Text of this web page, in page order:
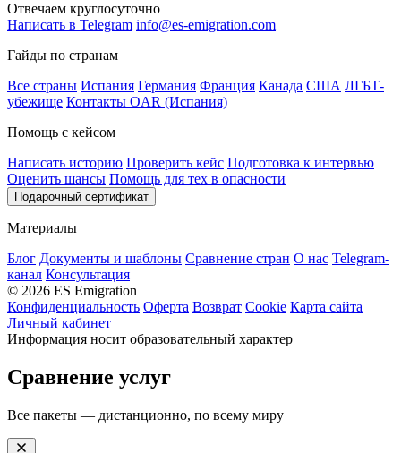
Отвечаем круглосуточно
Написать в Telegram info@es-emigration.com
Гайды по странам
Все страны Испания Германия Франция Канада США ЛГБТ-
убежище Контакты OAR (Испания)
Помощь с кейсом
Написать историю Проверить кейс Подготовка к интервью
Оценить шансы Помощь для тех в опасности
Подарочный сертификат
Материалы
Блог Документы и шаблоны Сравнение стран О нас Telegram-
канал Консультация
© 2026 ES Emigration
Конфиденциальность Оферта Возврат Cookie Карта сайта
Личный кабинет
Информация носит образовательный характер
Сравнение услуг
Все пакеты — дистанционно, по всему миру